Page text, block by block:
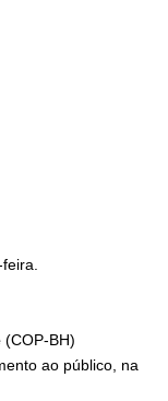
(COP-BH)
ao público, na